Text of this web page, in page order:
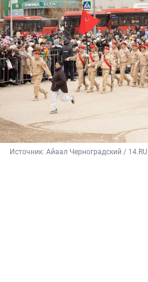
Источник: Айаал Черноградский / 14.RU